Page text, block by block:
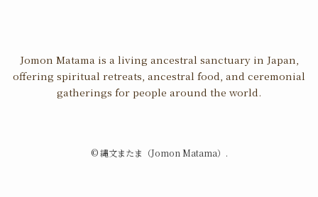
Jomon Matama is a living ancestral sanctuary in Japan,
offering spiritual retreats, ancestral food, and ceremonial
gatherings for people around the world.
©縄文またま（Jomon Matama）.